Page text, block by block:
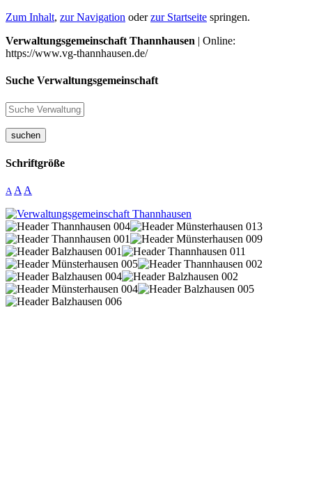
Zum Inhalt, zur Navigation oderzur Startseite springen.
Verwaltungsgemeinschaft Thannhausen | Online:
https://www.vg-thannhausen.de/
Suche Verwaltungsgemeinschaft
suchen
Schriftgröße
A A A